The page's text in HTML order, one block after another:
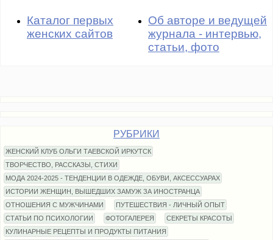
Каталог первых
женских сайтов
Об авторе и ведущей
журнала - интервью,
статьи, фото
РУБРИКИ
ЖЕНСКИЙ КЛУБ ОЛЬГИ ТАЕВСКОЙ ИРКУТСК
ТВОРЧЕСТВО, РАССКАЗЫ, СТИХИ
МОДА 2024-2025 - ТЕНДЕНЦИИ В ОДЕЖДЕ, ОБУВИ, АКСЕССУАРАХ
ИСТОРИИ ЖЕНЩИН, ВЫШЕДШИХ ЗАМУЖ ЗА ИНОСТРАНЦА
ОТНОШЕНИЯ С МУЖЧИНАМИ
ПУТЕШЕСТВИЯ - ЛИЧНЫЙ ОПЫТ
СТАТЬИ ПО ПСИХОЛОГИИ
ФОТОГАЛЕРЕЯ
СЕКРЕТЫ КРАСОТЫ
КУЛИНАРНЫЕ РЕЦЕПТЫ И ПРОДУКТЫ ПИТАНИЯ